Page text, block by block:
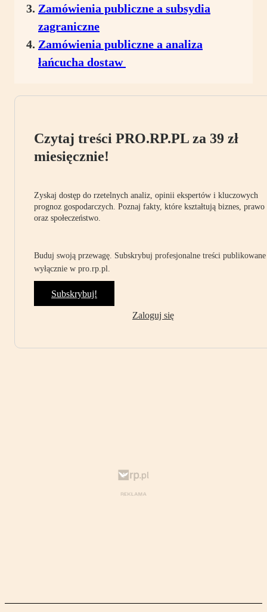
Zamówienia publiczne a subsydia
zagraniczne
Zamówienia publiczne a analiza
łańcucha dostaw
Czytaj treści PRO.RP.PL za 39 zł
miesięcznie!
Zyskaj dostęp do rzetelnych analiz, opinii ekspertów i kluczowych
prognoz gospodarczych. Poznaj fakty, które kształtują biznes, prawo
oraz społeczeństwo.
Buduj swoją przewagę. Subskrybuj profesjonalne treści publikowane
wyłącznie w pro.rp.pl.
Subskrybuj!
Zaloguj się